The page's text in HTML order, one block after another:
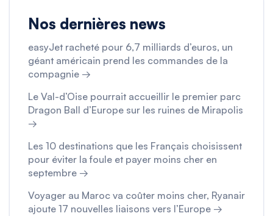
Nos dernières news
easyJet racheté pour 6,7 milliards d’euros, un
géant américain prend les commandes de la
compagnie →
Le Val-d’Oise pourrait accueillir le premier parc
Dragon Ball d’Europe sur les ruines de Mirapolis
→
Les 10 destinations que les Français choisissent
pour éviter la foule et payer moins cher en
septembre →
Voyager au Maroc va coûter moins cher, Ryanair
ajoute 17 nouvelles liaisons vers l’Europe →